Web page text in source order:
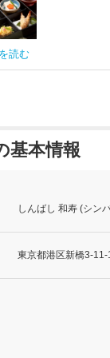
読む
基本情報
しんばし 和寿 (シン
東京都港区新橋3-